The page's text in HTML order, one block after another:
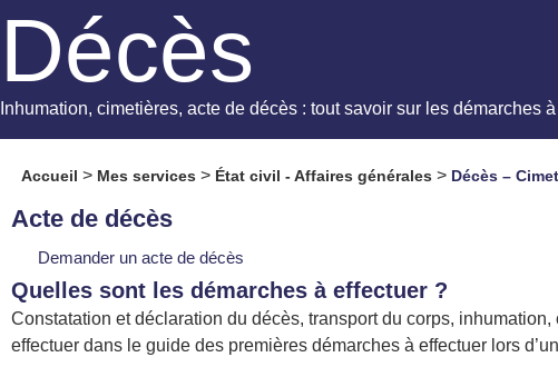
Décès
Inhumation, cimetières, acte de décès : tout savoir sur les démarches
Accueil > Mes services > État civil - Affaires générales > Décès –
Acte de décès
Demander un acte de décès
Quelles sont les démarches à effectuer ?
Constatation et déclaration du décès, transport du corps,
effectuer dans le guide des premières démarches à effectuer lors